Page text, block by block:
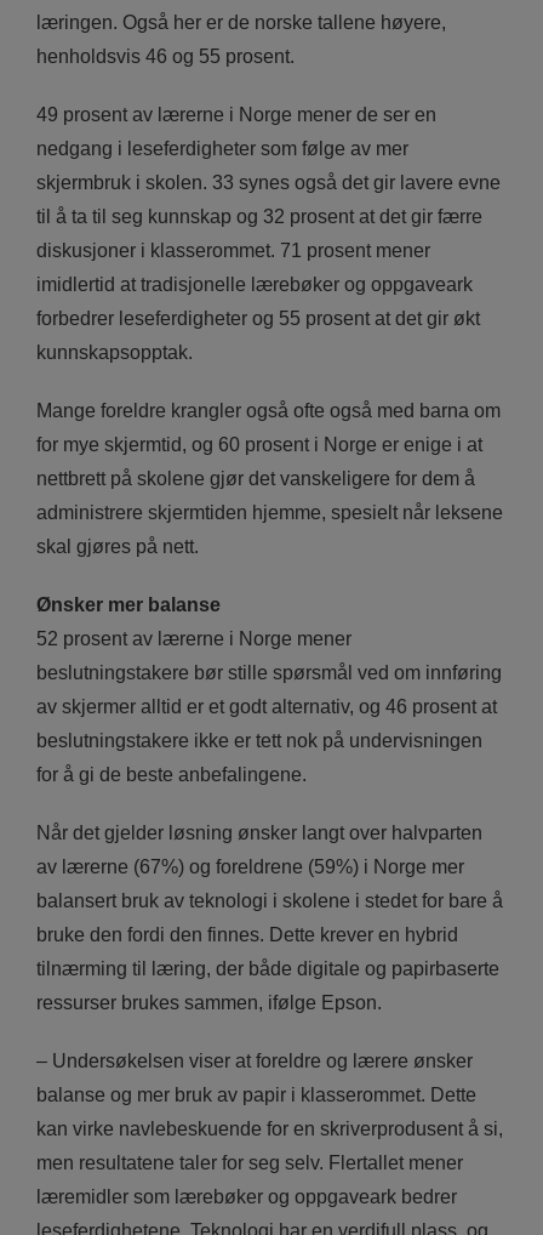
læringen. Også her er de norske tallene høyere,
henholdsvis 46 og 55 prosent.
49 prosent av lærerne i Norge mener de ser en
nedgang i leseferdigheter som følge av mer
skjermbruk i skolen. 33 synes også det gir lavere evne
til å ta til seg kunnskap og 32 prosent at det gir færre
diskusjoner i klasserommet. 71 prosent mener
imidlertid at tradisjonelle lærebøker og oppgaveark
forbedrer leseferdigheter og 55 prosent at det gir økt
kunnskapsopptak.
Mange foreldre krangler også ofte også med barna om
for mye skjermtid, og 60 prosent i Norge er enige i at
nettbrett på skolene gjør det vanskeligere for dem å
administrere skjermtiden hjemme, spesielt når leksene
skal gjøres på nett.
Ønsker mer balanse
52 prosent av lærerne i Norge mener
beslutningstakere bør stille spørsmål ved om innføring
av skjermer alltid er et godt alternativ, og 46 prosent at
beslutningstakere ikke er tett nok på undervisningen
for å gi de beste anbefalingene.
Når det gjelder løsning ønsker langt over halvparten
av lærerne (67%) og foreldrene (59%) i Norge mer
balansert bruk av teknologi i skolene i stedet for bare å
bruke den fordi den finnes. Dette krever en hybrid
tilnærming til læring, der både digitale og papirbaserte
ressurser brukes sammen, ifølge Epson.
– Undersøkelsen viser at foreldre og lærere ønsker
balanse og mer bruk av papir i klasserommet. Dette
kan virke navlebeskuende for en skriverprodusent å si,
men resultatene taler for seg selv. Flertallet mener
læremidler som lærebøker og oppgaveark bedrer
leseferdighetene. Teknologi har en verdifull plass, og